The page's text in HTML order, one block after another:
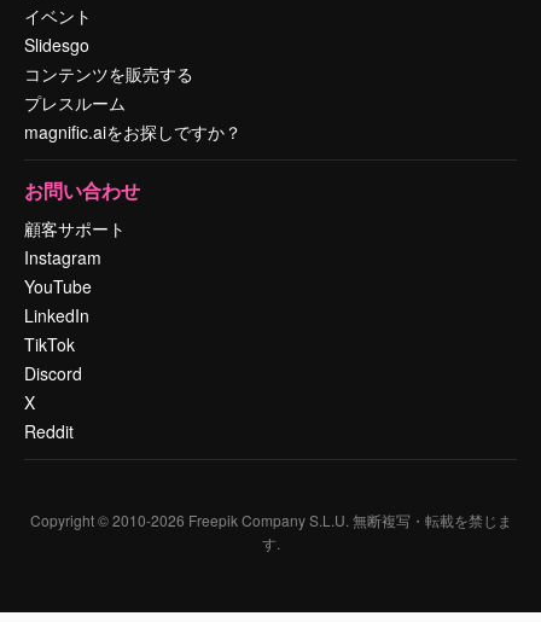
イベント
Slidesgo
コンテンツを販売する
プレスルーム
magnific.aiをお探しですか？
お問い合わせ
顧客サポート
Instagram
YouTube
LinkedIn
TikTok
Discord
X
Reddit
Copyright © 2010-2026 Freepik Company S.L.U. 無断複写・転載を禁じま
す.